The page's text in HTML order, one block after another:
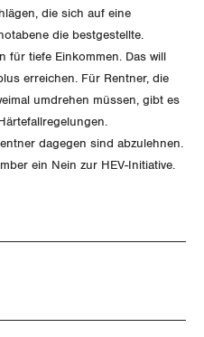
die sich auf eine
die bestgestellte.
für tiefe Einkommen. Das will
erreichen. Für Rentner, die
umdrehen müssen, gibt es
dagegen sind abzulehnen.
ein Nein zur HEV-Initiative.